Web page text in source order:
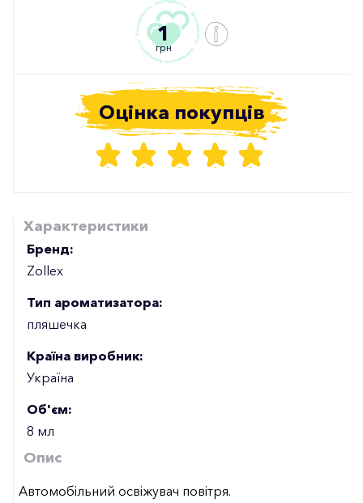
1
грн
Оцінка покупців
Характеристики
Бренд:
Zollex
Тип ароматизатора:
пляшечка
Країна виробник:
Україна
Об'єм:
8 мл
Опис
Автомобільний освіжувач повітря.